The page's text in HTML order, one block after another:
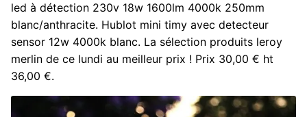
led à détection 230v 18w 1600lm 4000k 250mm
blanc/anthracite. Hublot mini timy avec detecteur
sensor 12w 4000k blanc. La sélection produits leroy
merlin de ce lundi au meilleur prix ! Prix 30,00 € ht
36,00 €.